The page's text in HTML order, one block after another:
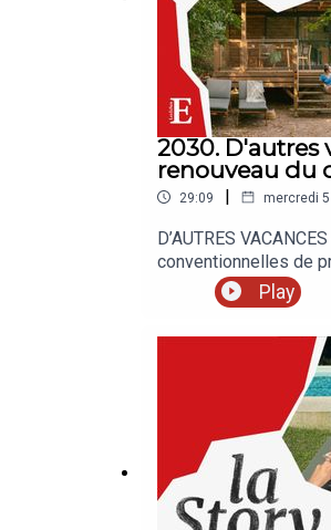
2030. D'autres
renouveau du
29:09 | mercredi
D’AUTRES
conventionnelles de
croisée du camping
Echos, c’est
Clémence
Grouzis. Musique :
Play